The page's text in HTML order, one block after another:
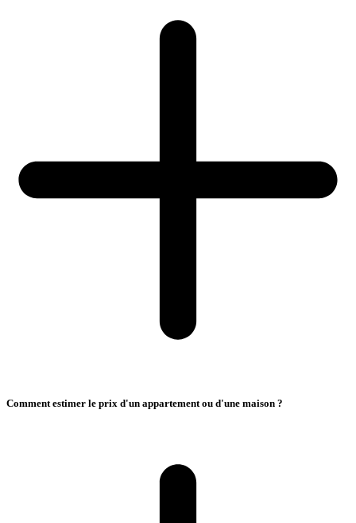
Comment estimer le prix d'un appartement ou d'une maison ?